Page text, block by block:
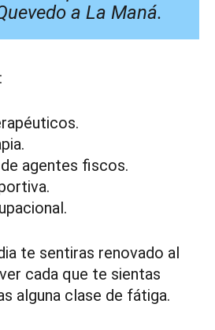
a La Maná.
agentes fiscos.
te sentiras renovado al
cada que te sientas
alguna clase de fátiga.